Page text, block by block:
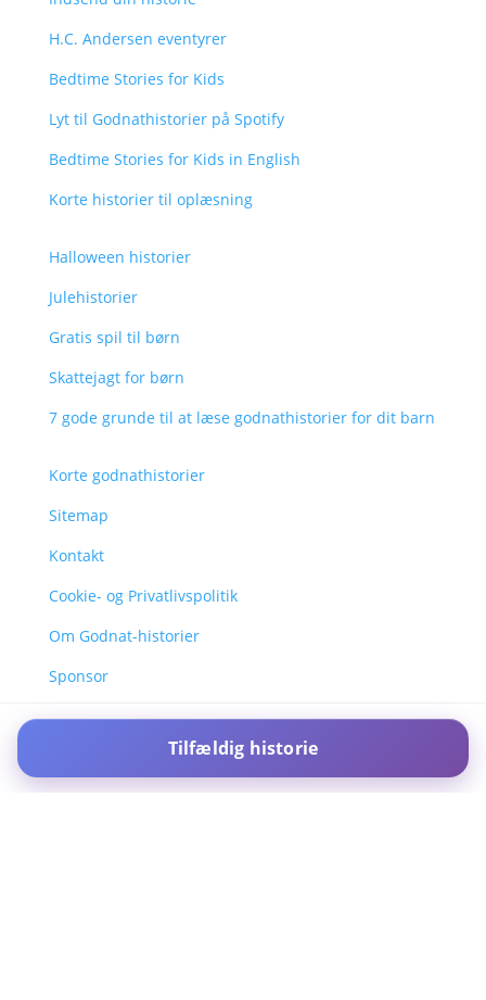
H.C. Andersen eventyrer
Bedtime Stories for Kids
Lyt til Godnathistorier på Spotify
Bedtime Stories for Kids in English
Korte historier til oplæsning
Halloween historier
Julehistorier
Gratis spil til børn
Skattejagt for børn
7 gode grunde til at læse godnathistorier for dit barn
Korte godnathistorier
Sitemap
Kontakt
Cookie- og Privatlivspolitik
Om Godnat-historier
Sponsor
Tilfældig historie